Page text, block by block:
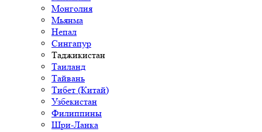
Монголия
Мьянма
Непал
Сингапур
Таджикистан
Таиланд
Тайвань
Тибет (Китай)
Узбекистан
Филиппины
Шри-Ланка